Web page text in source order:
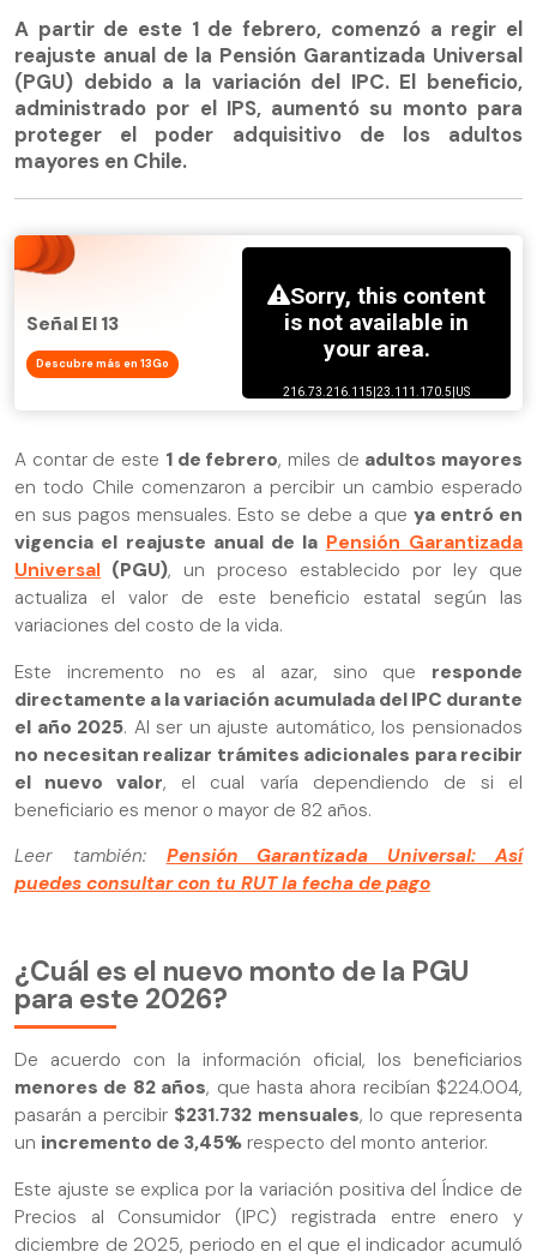
A partir de este 1 de febrero, comenzó a regir el
reajuste anual de la Pensión Garantizada Universal
(PGU) debido a la variación del IPC. El beneficio,
administrado por el IPS, aumentó su monto para
proteger el poder adquisitivo de los adultos
mayores en Chile.
Señal El 13
Descubre más en 13Go
A contar de este 1 de febrero, miles de adultos mayores
en todo Chile comenzaron a percibir un cambio esperado
en sus pagos mensuales. Esto se debe a que ya entró en
vigencia el reajuste anual de la Pensión Garantizada
Universal (PGU), un proceso establecido por ley que
actualiza el valor de este beneficio estatal según las
variaciones del costo de la vida.
Este incremento no es al azar, sino que responde
directamente a la variación acumulada del IPC durante
el año 2025. Al ser un ajuste automático, los pensionados
no necesitan realizar trámites adicionales para recibir
el nuevo valor, el cual varía dependiendo de si el
beneficiario es menor o mayor de 82 años.
Leer también: Pensión Garantizada Universal: Así
puedes consultar con tu RUT la fecha de pago
¿Cuál es el nuevo monto de la PGU
para este 2026?
De acuerdo con la información oficial, los beneficiarios
menores de 82 años, que hasta ahora recibían $224.004,
pasarán a percibir $231.732 mensuales, lo que representa
un incremento de 3,45% respecto del monto anterior.
Este ajuste se explica por la variación positiva del Índice de
Precios al Consumidor (IPC) registrada entre enero y
diciembre de 2025, periodo en el que el indicador acumuló